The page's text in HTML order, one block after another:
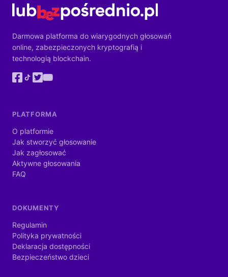
Darmowa platforma do wiarygodnych głosowań
online, zabezpieczonych kryptografią i
technologią blockchain.
PLATFORMA
O platformie
Jak stworzyć głosowanie
Jak zagłosować
Aktywne głosowania
FAQ
DOKUMENTY
Regulamin
Polityka prywatności
Deklaracja dostępności
Bezpieczeństwo dzieci